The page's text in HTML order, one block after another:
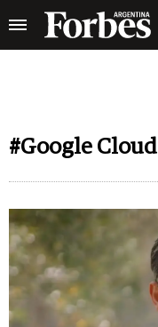
#Google Cloud